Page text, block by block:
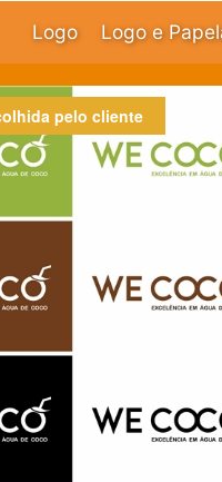
Logo Logo e
pelo cliente